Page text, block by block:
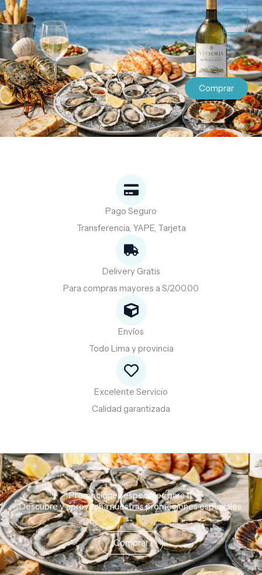
al
contenido
Comprar
Pago Seguro
Transferencia, YAPE, Tarjeta
Delivery Gratis
Para compras mayores a S/200.00
Envíos
Todo Lima y provincia
Excelente Servicio
Calidad garantizada
Promociones especiales para ti.
Descubreyaprovechanuestraspromocionesespeciales.
Comprar